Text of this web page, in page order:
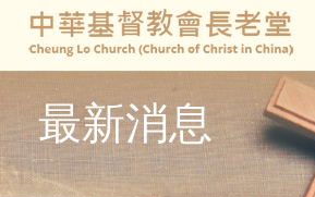
最新消息